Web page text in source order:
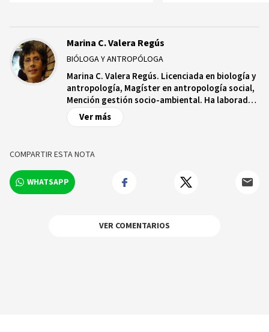
Marina C. Valera Regús
BIÓLOGA Y ANTROPÓLOGA
Marina C. Valera Regús. Licenciada en biología y
antropología, Magíster en antropología social,
Mención gestión socio-ambiental. Ha laborado
en calidad de agua, gestión ambiental y como
docente universitaria. Actualmente se
Ver más
COMPARTIR ESTA NOTA
WHATSAPP
VER COMENTARIOS